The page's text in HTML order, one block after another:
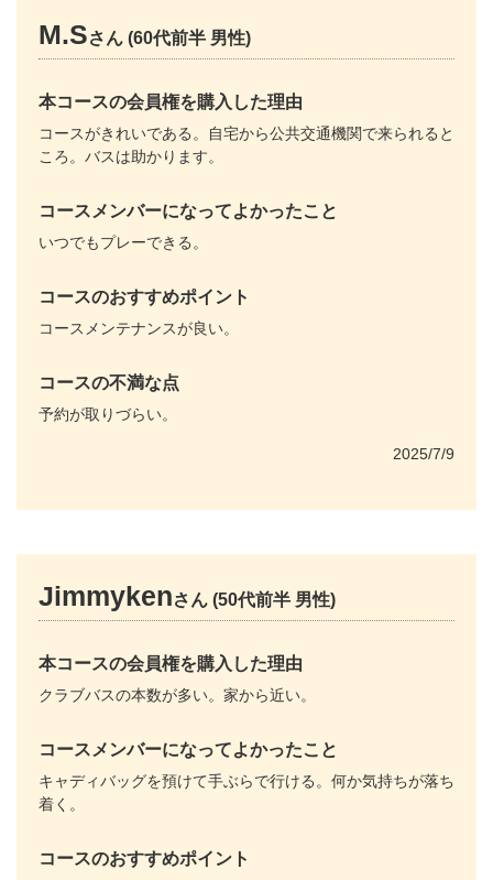
M.Sさん (60代前半 男性)
本コースの会員権を購入した理由
コースがきれいである。自宅から公共交通機関で来られると
ころ。バスは助かります。
コースメンバーになってよかったこと
いつでもプレーできる。
コースのおすすめポイント
コースメンテナンスが良い。
コースの不満な点
予約が取りづらい。
2025/7/9
Jimmykenさん (50代前半 男性)
本コースの会員権を購入した理由
クラブバスの本数が多い。家から近い。
コースメンバーになってよかったこと
キャディバッグを預けて手ぶらで行ける。何か気持ちが落ち
着く。
コースのおすすめポイント